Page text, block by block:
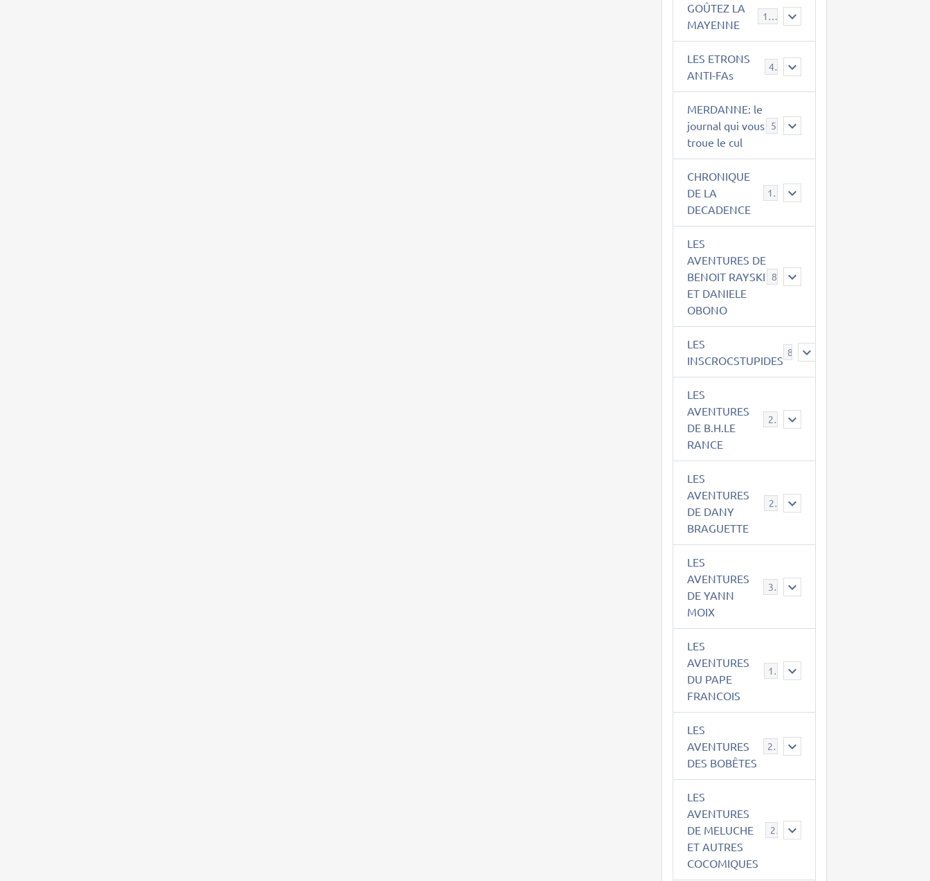
GOÛTEZ LA
MAYENNE
189
LES ETRONS
ANTI-FAs
4
MERDANNE: le
journal qui vous
troue le cul
CHRONIQUE
DE LA
DECADENCE
12
LES
AVENTURES DE
BENOIT RAYSKI
ET DANIELE
OBONO
LES
INSCROCSTUPIDES
8
LES
AVENTURES
DE B.H.LE
RANCE
21
LES
AVENTURES
DE DANY
BRAGUETTE
29
LES
AVENTURES
DE YANN
MOIX
39
LES
AVENTURES
DU PAPE
FRANCOIS
15
LES
AVENTURES
DES BOBÊTES
23
LES
AVENTURES
DE MELUCHE
ET AUTRES
COCOMIQUES
22